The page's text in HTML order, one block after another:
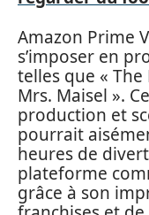
Amazon Prime
s’imposer en
telles que « The
Mrs. Maisel ».
production et
pourrait
heures de
plateforme
grâce à son